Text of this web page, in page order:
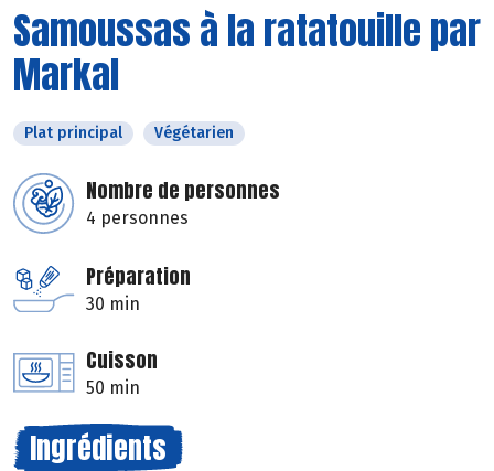
Samoussas à la ratatouille par
Markal
Plat principal Végétarien
Nombre de personnes
4 personnes
Préparation
30 min
Cuisson
50 min
Ingrédients